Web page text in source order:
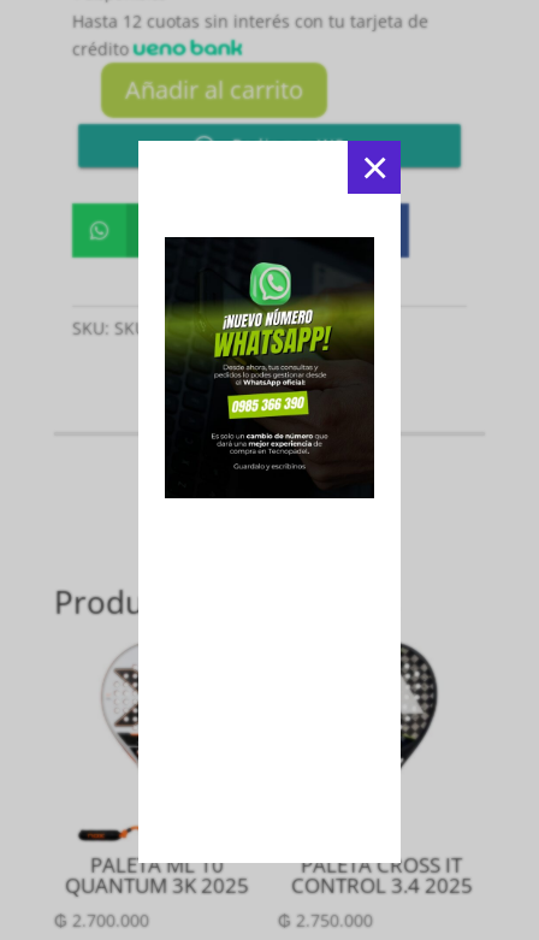
×
Hasta 12 cuotas sin interés con tu tarjeta de
crédito
PALETA
ADIPOWER
2025
Añadir al carrito
Pedir por WS

SKU: SKU-2302 Categoría: Paletas
Productos relacionados
PALETA ML 10
QUANTUM 3K 2025
₲2.700.000
PALETA CROSS IT
CONTROL 3.4 2025
₲ 2.750.000